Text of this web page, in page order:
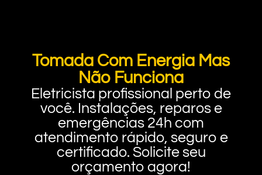
Tomada Com Energia Mas
Não Funciona
Eletricista profissional perto de
você. Instalações, reparos e
emergências 24h com
atendimento rápido, seguro e
certificado. Solicite seu
orçamento agora!